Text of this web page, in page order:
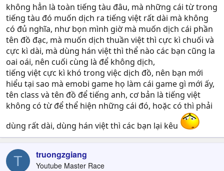
chuyên việt hóa game offline không chỉ phần chữ mà còn
lồng cả tiếng mới hay haha ^^, tóm lại nếu có gì các bác
chỉ e, e giúp một tay, tai năng tuy *** có nhưng đc cái
nhiệt tình thôi ^^
không hẳn là toàn tiếng tàu đâu, mà những cái từ trong
tiếng tàu đó muốn dịch ra tiếng việt rất dài mà không
có đủ nghĩa, như bọn mình giờ mà muốn dịch cái phần
tên đồ đạc, mà muốn dịch thuần việt thì cực kì chuối và
cực kì dài, mà dùng hán việt thì thể nào các bạn cũng la
oai oái, nên cuối cùng là để không dịch,
tiếng việt cực kì khó trong việc dịch đồ, nên bạn mới
hiểu tại sao mà emobi game họ làm cái game gì mới ấy,
tên class và tên đồ để tiếng anh, cơ bản là tiếng việt
không có từ để thể hiện những cái đó, hoặc có thì phải
dùng rất dài, dùng hán việt thì các bạn lại kêu
T truongzgiang
Youtube Master Race